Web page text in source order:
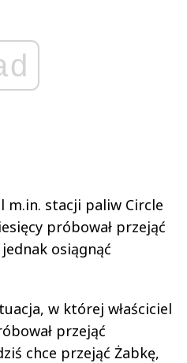
m.in. stacji paliw Circle
próbował przejąć
jednak osiągnąć
w której właściciel
przejąć
chce przejąć Żabkę,